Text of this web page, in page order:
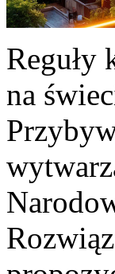
Reguły
na